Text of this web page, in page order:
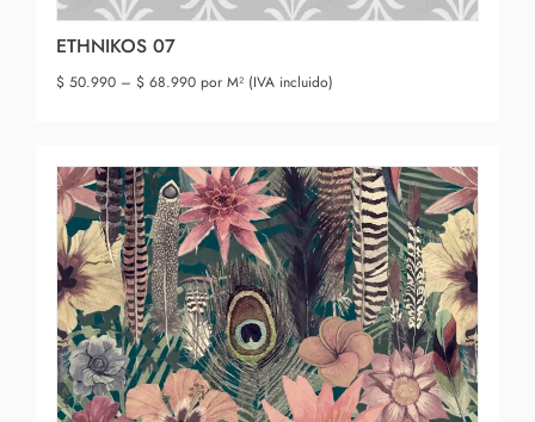
ETHNIKOS 07
$50.990 – $68.990por M² (IVA incluido)